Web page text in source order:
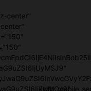
center"